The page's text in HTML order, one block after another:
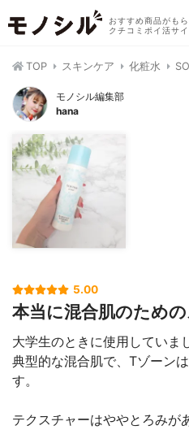
おすすめ商品がも
クチコミポイ活サイ
TOP スキンケア 化粧水
モノシル編集部
hana
5.00
本当に混合肌のため
大学生のときに使用していま
典型的な混合肌で、Tゾーン
す。
テクスチャーはややとろみが